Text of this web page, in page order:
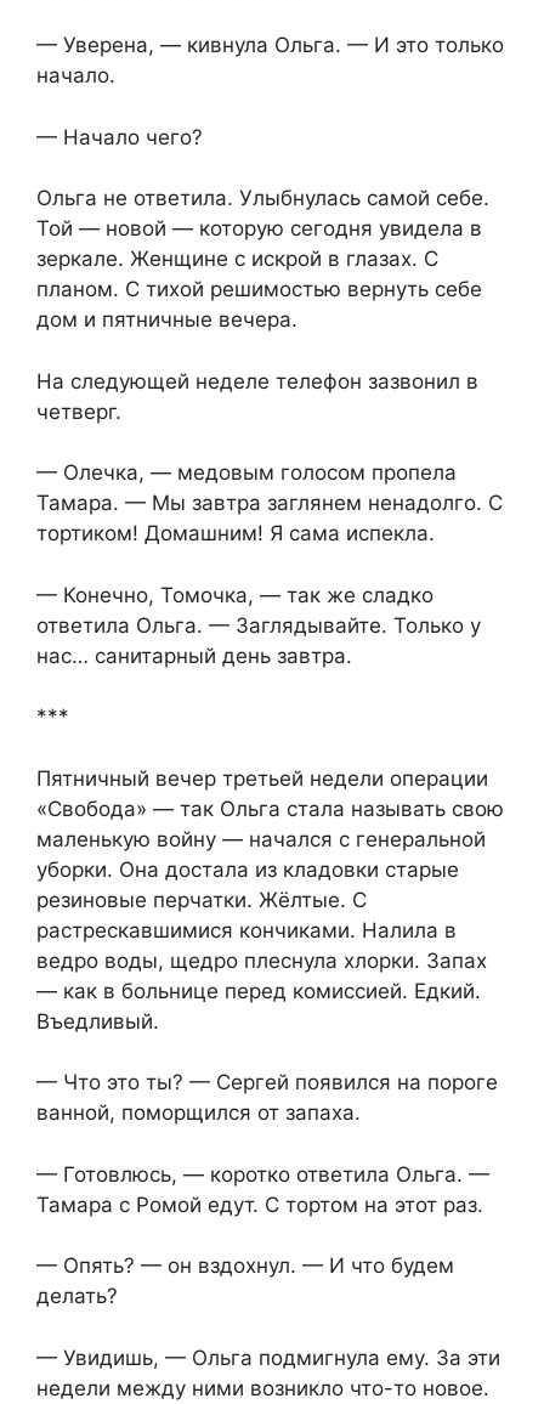
— Уверена, — кивнула Ольга. — И это только
начало.
— Начало чего?
Ольга не ответила. Улыбнулась самой себе.
Той — новой — которую сегодня увидела в
зеркале. Женщине с искрой в глазах. С
планом. С тихой решимостью вернуть себе
дом и пятничные вечера.
На следующей неделе телефон зазвонил в
четверг.
— Олечка, — медовым голосом пропела
Тамара. — Мы завтра заглянем ненадолго. С
тортиком! Домашним! Я сама испекла.
— Конечно, Томочка, — так же сладко
ответила Ольга. — Заглядывайте. Только у
нас… санитарный день завтра.
***
Пятничный вечер третьей недели операции
«Свобода» — так Ольга стала называть свою
маленькую войну — начался с генеральной
уборки. Она достала из кладовки старые
резиновые перчатки. Жёлтые. С
растрескавшимися кончиками. Налила в
ведро воды, щедро плеснула хлорки. Запах
— как в больнице перед комиссией. Едкий.
Въедливый.
— Что это ты? — Сергей появился на пороге
ванной, поморщился от запаха.
— Готовлюсь, — коротко ответила Ольга. —
Тамара с Ромой едут. С тортом на этот раз.
— Опять? — он вздохнул. — И что будем
делать?
— Увидишь, — Ольга подмигнула ему. За эти
недели между ними возникло что-то новое.